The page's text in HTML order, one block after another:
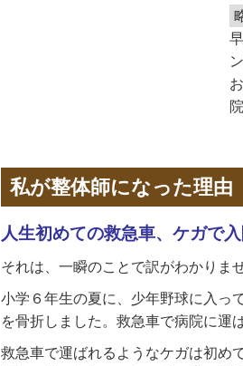
私が整体師になった理由
人生初めての救急車、ケガで
それは、一瞬のことで訳がわかりま
小学６年生の夏に、少年野球に入っ
を骨折しました。救急車で病院に運
救急車で運ばれるようなケガは初め